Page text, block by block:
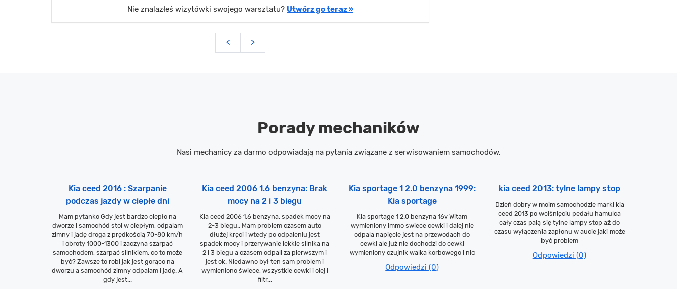
Nie znalazłeś wizytówki swojego warsztatu? Utwórz go teraz »
< >
Porady mechaników
Nasi mechanicy za darmo odpowiadają na pytania związane z serwisowaniem samochodów.
Kia ceed 2016 : Szarpanie
podczas jazdy w ciepłe dni
Mam pytanko Gdy jest bardzo ciepło na
dworze i samochód stoi w ciepłym, odpalam
zimny i jadę droga z prędkością 70-80 km/h
i obroty 1000-1300 i zaczyna szarpać
samochodem, szarpać silnikiem, co to może
być? Zawsze to robi jak jest gorąco na
dworzu a samochód zimny odpalam i jadę. A
gdy jest...
Kia ceed 2006 1.6 benzyna: Brak
mocy na 2 i 3 biegu
Kia ceed 2006 1.6 benzyna, spadek mocy na
2-3 biegu.. Mam problem czasem auto
dłużej kręci i wtedy po odpaleniu jest
spadek mocy i przerywanie lekkie silnika na
2 i 3 biegu a czasem odpali za pierwszym i
jest ok. Niedawno był ten sam problem i
wymieniono świece, wszystkie cewki i olej i
filtr...
Kia sportage 1 2.0 benzyna 1999:
Kia sportage
Kia sportage 1 2.0 benzyna 16v Witam
wymieniony immo swiece cewki i dalej nie
odpala napięcie jest na przewodach do
cewki ale już nie dochodzi do cewki
wymieniony czujnik walka korbowego i nic
Odpowiedzi (0)
kia ceed 2013: tylne lampy stop
Dzień dobry w moim samochodzie marki kia
ceed 2013 po wciśnięciu pedału hamulca
cały czas palą się tylne lampy stop aż do
czasu wyłączenia zapłonu w aucie jaki może
być problem
Odpowiedzi (0)